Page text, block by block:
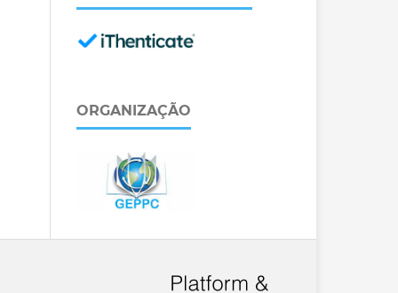
ORGANIZAÇÃO